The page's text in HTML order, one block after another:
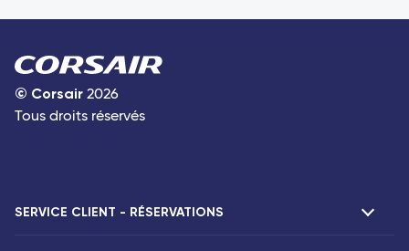
© Corsair 2026
Tous droits réservés
SERVICE CLIENT - RÉSERVATIONS